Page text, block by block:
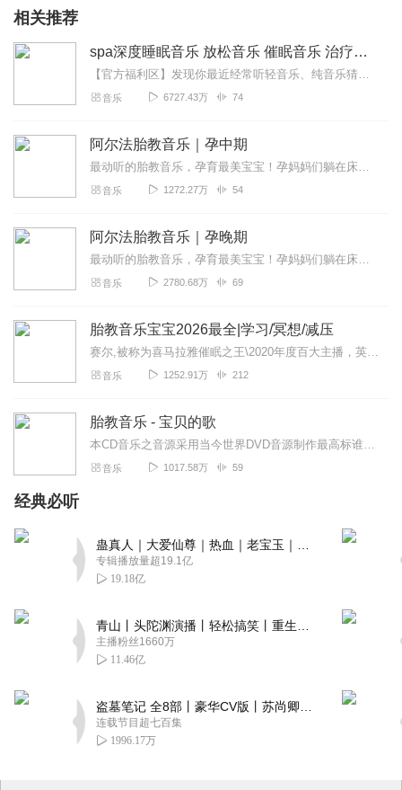
相关推荐
spa深度睡眠音乐 放松音乐 催眠音乐 治疗音乐 胎教音乐 纯音乐 催眠曲
【官方福利区】发现你最近经常听轻音乐、纯音乐猜你喜欢喜马精选专辑《心理疗愈钢琴曲100首》一听就平静了，一听就困了缓解焦虑，帮助数百万听友入眠原价99元，福利...
音乐 6727.43万 74
阿尔法胎教音乐｜孕中期
最动听的胎教音乐，孕育最美宝宝！孕妈妈们躺在床上静静聆听，感受生命和奇迹，和宝宝建立连接，激发宝宝灵性。
音乐 1272.27万 54
阿尔法胎教音乐｜孕晚期
最动听的胎教音乐，孕育最美宝宝！孕妈妈们躺在床上静静聆听，感受生命和奇迹，和宝宝建立连接，激发宝宝灵性。
音乐 2780.68万 69
胎教音乐宝宝2026最全|学习/冥想/减压
赛尔,被称为喜马拉雅催眠之王\2020年度百大主播，英国皇家音乐学院演奏家,全球杰出音乐人协会会员。vmasaier001·喜马拉雅催眠疗愈音乐独家战略合作伙...
音乐 1252.91万 212
胎教音乐 - 宝贝的歌
本CD音乐之音源采用当今世界DVD音源制作最高标谁，令声音光芒四射，再现完美终极之声。结合医学、音乐、幼教的胎教音乐，有助于胎儿身心智能健全茁壮，有助于孕妇待产...
音乐 1017.58万 59
经典必听
专辑播放量超19.1亿
19.18亿
主播粉丝1660万
11.46亿
连载节目超七百集
1996.17万